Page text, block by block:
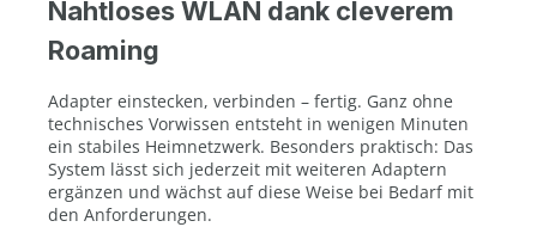
Nahtloses WLAN dank cleverem
Roaming
Adapter einstecken, verbinden – fertig. Ganz ohne
technisches Vorwissen entsteht in wenigen Minuten
ein stabiles Heimnetzwerk. Besonders praktisch: Das
System lässt sich jederzeit mit weiteren Adaptern
ergänzen und wächst auf diese Weise bei Bedarf mit
den Anforderungen.